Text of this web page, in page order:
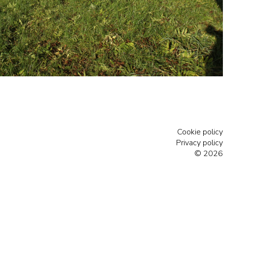
Cookie policy
Privacy policy
© 2026